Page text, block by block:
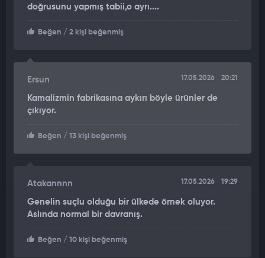
doğrusunu yapmış tabii,o ayrı....
Beğen / 2 kişi beğenmiş
Ersun 17.05.2026 20:21
Kamalizmin fabrikasına aykırı böyle ürünler de
çıkıyor.
Beğen / 13 kişi beğenmiş
Atakannnn 17.05.2026 19:29
Genelin suçlu olduğu bir ülkede örnek oluyor.
Aslında normal bir davranış.
Beğen / 10 kişi beğenmiş